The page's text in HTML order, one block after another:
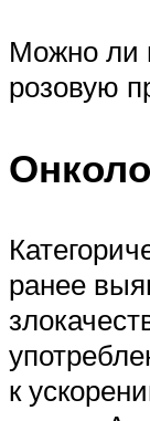
Можно ли
розовую
ранее
к